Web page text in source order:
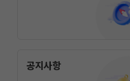
공지사항